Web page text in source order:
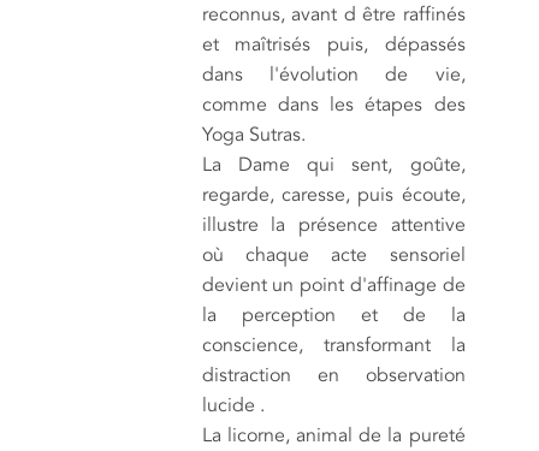
reconnus, avant d être raffinés
et maîtrisés puis, dépassés
dans l'évolution de vie,
comme dans les étapes des
Yoga Sutras.
La Dame qui sent, goûte,
regarde, caresse, puis écoute,
illustre la présence attentive
où chaque acte sensoriel
devient un point d'affinage de
la perception et de la
conscience, transformant la
distraction en observation
lucide .
La licorne, animal de la pureté